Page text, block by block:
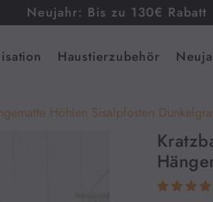
Bis zu 130€ Rabatt
Haustierzubehör
Höhlen Sisalpfosten